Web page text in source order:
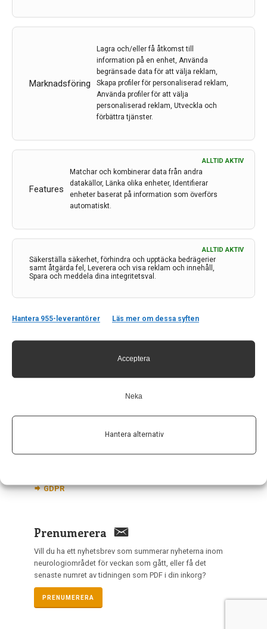
Marknadsföring
Lagra och/eller få åtkomst till
information på en enhet, Använda
begränsade data för att välja reklam,
Skapa profiler för personaliserad reklam,
Använda profiler för att välja
personaliserad reklam, Utveckla och
förbättra tjänster.
Features
ALLTID AKTIV
Matchar och kombinerar data från andra
datakällor, Länka olika enheter, Identifierar
enheter baserat på information som överförs
automatiskt.
Säkerställa säkerhet, förhindra och upptäcka bedrägerier
samt åtgärda fel, Leverera och visa reklam och innehåll,
Spara och meddela dina integritetsval.
ALLTID AKTIV
Hantera 955-leverantörer Läs mer om dessa syften
Acceptera
Neka
Hantera alternativ
föreläsningar erbjöds när Joint Congress of European
Neurology hölls i Istanbul i slutet av maj. Lisa Wittinger
rapporterar från kongressen.
Kontakt
c/o Forskaren Office Hub
113 68 Stockholm
nis@pharma-industry.se
GDPR
Prenumerera
Vill du ha ett nyhetsbrev som summerar nyheterna inom
neurologiområdet för veckan som gått, eller få det
senaste numret av tidningen som PDF i din inkorg?
PRENUMERERA